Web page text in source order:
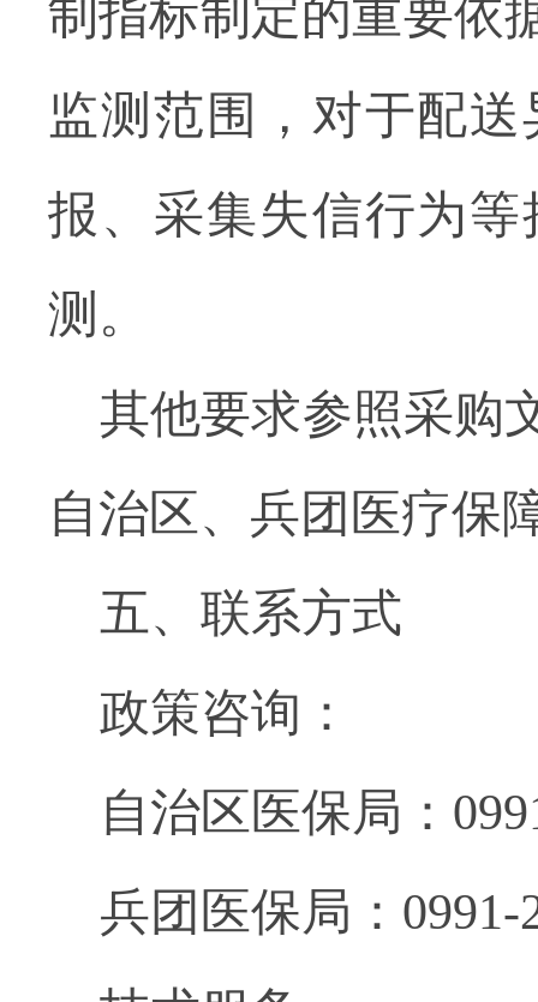
制指标制定的重要依
监测范围，对于配
报 、 采集失信行为
测。
其他要求参照采购
自治区、兵团医疗保
五、联系方式
政策咨询：
自治区医保局：
兵团医保局： 0991-